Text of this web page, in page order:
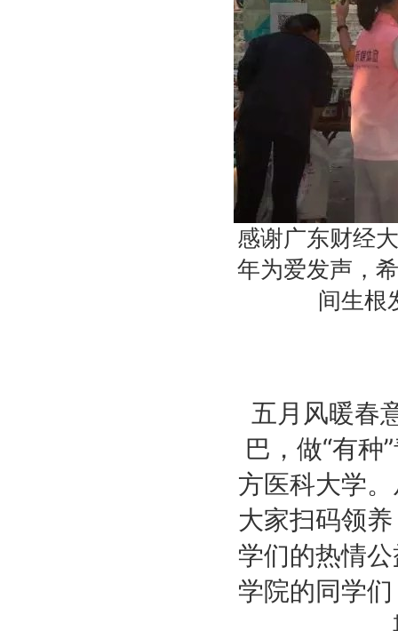
感谢广东财经
年为爱发声，
间生根
五月风暖春
巴，做“有种
方医科大学
大家扫码领
学们的热情
学院的同学